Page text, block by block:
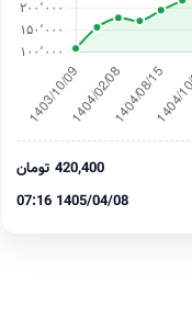
420,400 تومان
1405/04/08 07:16